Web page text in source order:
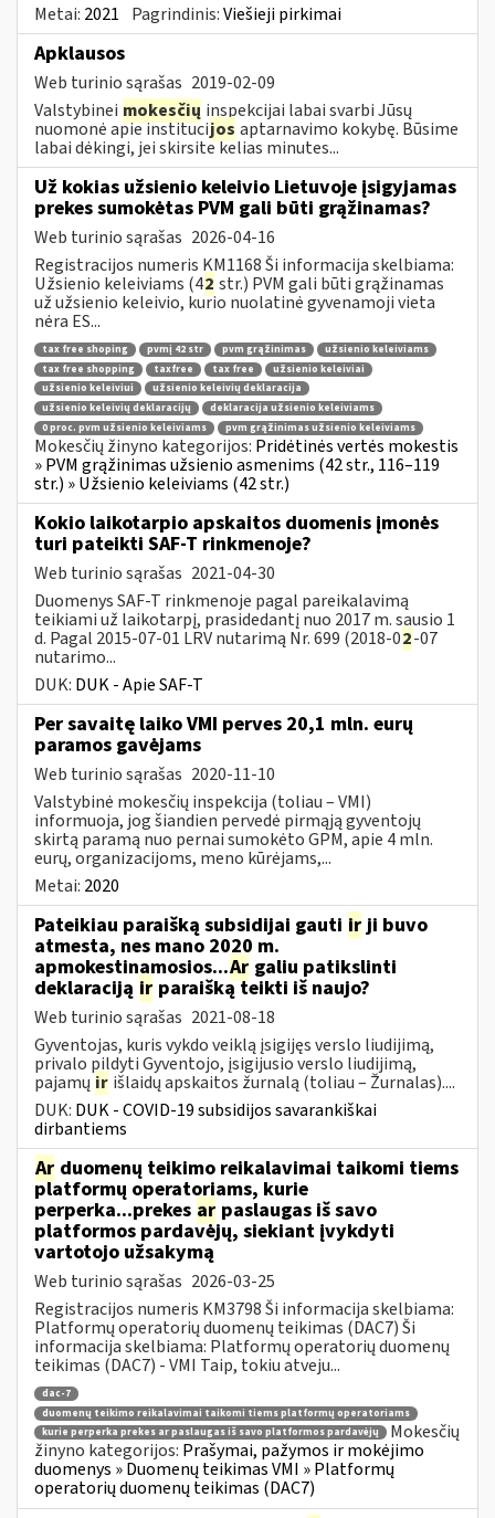
Metai: 2021 Pagrindinis:Viešieji pirkimai
Apklausos
Web turinio sąrašas 2019-02-09
Valstybinei mokesčių inspekcijai labai svarbi Jūsų
nuomonė apie institucijos aptarnavimo kokybę. Būsime
labai dėkingi, jei skirsite kelias minutes...
Už kokias užsienio keleivio Lietuvoje įsigyjamas
prekes sumokėtas PVM gali būti grąžinamas?
Web turinio sąrašas 2026-04-16
Registracijos numeris KM1168 Ši informacija skelbiama:
Užsienio keleiviams (42 str.) PVM gali būti grąžinamas
už užsienio keleivio, kurio nuolatinė gyvenamoji vieta
nėra ES...
tax free shoping pvmį 42 str pvm grąžinimas
užsienio keleiviams
tax free shopping
taxfree tax free
užsienio keleiviai
užsienio keleiviui
užsienio keleivių deklaracija
užsienio keleivių deklaracijų
deklaracija užsienio keleiviams
0 proc. pvm užsienio keleiviams
pvm grąžinimas užsienio keleiviams
Mokesčių žinyno kategorijos: Pridėtinės vertės mokestis
» PVM grąžinimas užsienio asmenims (42 str., 116–119
str.) » Užsienio keleiviams (42 str.)
Kokio laikotarpio apskaitos duomenis įmonės
turi pateikti SAF-T rinkmenoje?
Web turinio sąrašas 2021-04-30
Duomenys SAF-T rinkmenoje pagal pareikalavimą
teikiami už laikotarpį, prasidedantį nuo 2017 m. sausio 1
d. Pagal 2015-07-01 LRV nutarimą Nr. 699 (2018-02-07
nutarimo...
DUK: DUK - Apie SAF-T
Per savaitę laiko VMI perves 20,1 mln. eurų
paramos gavėjams
Web turinio sąrašas 2020-11-10
Valstybinė mokesčių inspekcija (toliau – VMI)
informuoja, jog šiandien pervedė pirmąją gyventojų
skirtą paramą nuo pernai sumokėto GPM, apie 4 mln.
eurų, organizacijoms, meno kūrėjams,...
Metai: 2020
Pateikiau paraišką subsidijai gauti irji buvo
atmesta, nes mano 2020 m.
apmokestinamosios...Ar galiu patikslinti
deklaraciją ir paraišką teikti iš naujo?
Web turinio sąrašas 2021-08-18
Gyventojas, kuris vykdo veiklą įsigijęs verslo liudijimą,
privalo pildyti Gyventojo, įsigijusio verslo liudijimą,
pajamų ir išlaidų apskaitos žurnalą (toliau – Žurnalas)....
DUK: DUK - COVID-19 subsidijos savarankiškai
dirbantiems
Ar duomenų teikimo reikalavimai taikomi tiems
platformų operatoriams, kurie
perperka...prekes ar paslaugas iš savo
platformos pardavėjų, siekiant įvykdyti
vartotojo užsakymą
Web turinio sąrašas 2026-03-25
Registracijos numeris KM3798 Ši informacija skelbiama:
Platformų operatorių duomenų teikimas (DAC7) Ši
informacija skelbiama: Platformų operatorių duomenų
teikimas (DAC7) - VMI Taip, tokiu atveju...
dac-7
duomenų teikimo reikalavimai taikomi tiems platformų operatoriams
kurie perperka prekes ar paslaugas iš savo platformos pardavėjų
Mokesčių
žinyno kategorijos: Prašymai, pažymos ir mokėjimo
duomenys » Duomenų teikimas VMI » Platformų
operatorių duomenų teikimas (DAC7)